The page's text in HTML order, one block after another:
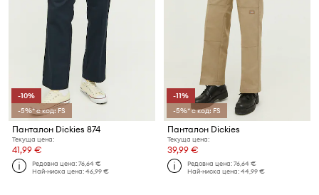
-10%
-5%* с код: FS
Панталон Dickies 874
Текуща цена:
41,99 €
Редовна цена:76,64 €
Най-ниска цена:46,99 €
-11%
-5%* с код: FS
Панталон Dickies
Текуща цена:
39,99 €
Редовна цена:76,64 €
Най-ниска цена:44,99 €